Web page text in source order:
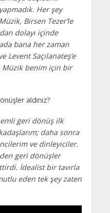
Her şey
Birsen Tezer’le
dolayı içinde
bana her zaman
Levent Saçılanateş’e
Müzik benim için bir
aldınız?
geri dönüş ilk
daha sonra
ve dinleyiciler.
geri dönüşler
İdealist bir tavırla
eden tek şey zaten